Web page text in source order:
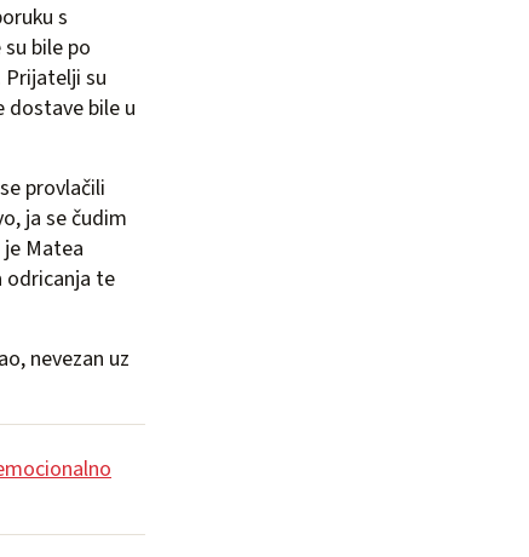
s
bile po
su
dostave bile u
provlačili
ja se čudim
Matea
odricanja te
nevezan uz